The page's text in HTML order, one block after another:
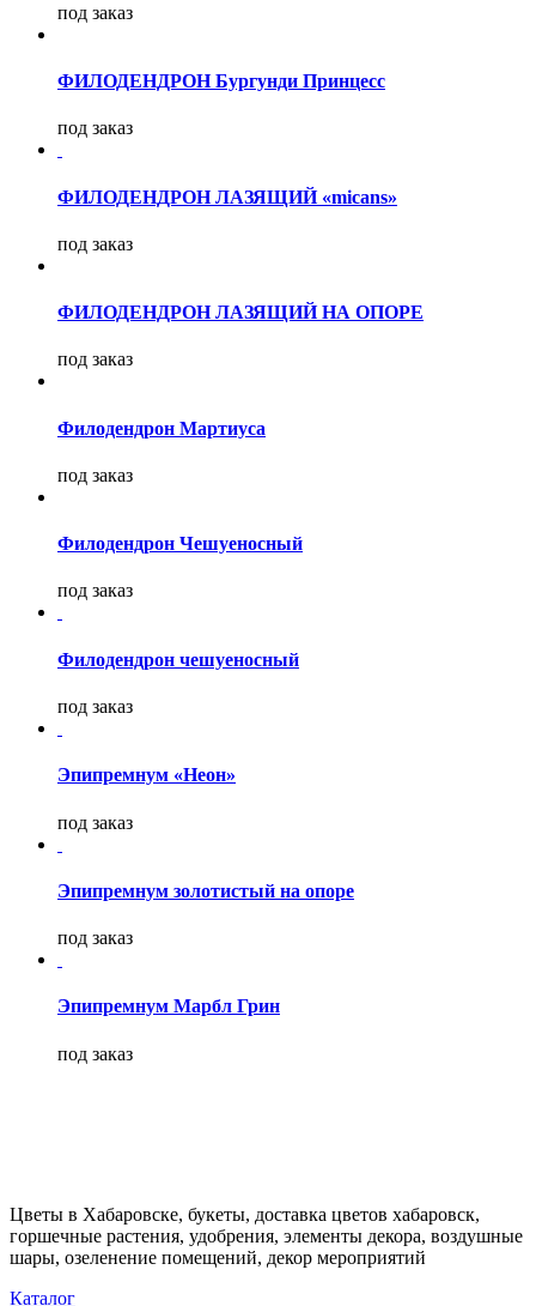
под заказ
ФИЛОДЕНДРОН Бургунди Принцесс
под заказ
ФИЛОДЕНДРОН ЛАЗЯЩИЙ «micans»
под заказ
ФИЛОДЕНДРОН ЛАЗЯЩИЙ НА ОПОРЕ
под заказ
Филодендрон Мартиуса
под заказ
Филодендрон Чешуеносный
под заказ
Филодендрон чешуеносный
под заказ
Эпипремнум «Неон»
под заказ
Эпипремнум золотистый на опоре
под заказ
Эпипремнум Марбл Грин
под заказ
Цветы в Хабаровске, букеты, доставка цветов хабаровск,
горшечные растения, удобрения, элементы декора, воздушные
шары, озеленение помещений, декор мероприятий
Каталог